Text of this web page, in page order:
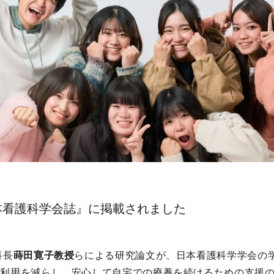
護科学会誌』に掲載されました
長蒔田寛子教授らによる研究論文が、日本看護科学学会の